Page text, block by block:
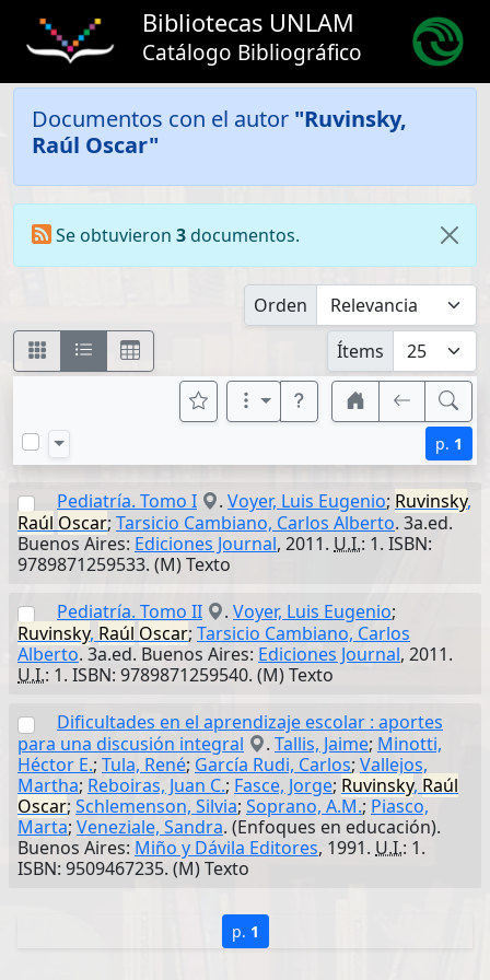
Bibliotecas UNLAM
Catálogo Bibliográfico
Documentos con el autor "Ruvinsky,
Raúl Oscar"
Se obtuvieron 3documentos.
Orden
Ítems
p. 1
Pediatría. Tomo I . Voyer, Luis Eugenio; Ruvinsky,
Raúl Oscar; Tarsicio Cambiano, Carlos Alberto. 3a.ed.
Buenos Aires: Ediciones Journal, 2011. U.I.: 1. ISBN:
9789871259533. (M) Texto
Pediatría. Tomo II
. Voyer, Luis Eugenio;
Ruvinsky, Raúl Oscar; Tarsicio Cambiano, Carlos
Alberto. 3a.ed. Buenos Aires: Ediciones Journal, 2011.
U.I.: 1. ISBN: 9789871259540. (M) Texto
Dificultades en el aprendizaje escolar : aportes
para una discusión integral
. Tallis, Jaime; Minotti,
Héctor E.; Tula, René; García Rudi, Carlos; Vallejos,
Martha; Reboiras, Juan C.; Fasce, Jorge; Ruvinsky, Raúl
Oscar; Schlemenson, Silvia; Soprano, A.M.; Piasco,
Marta; Veneziale, Sandra. (Enfoques en educación).
Buenos Aires: Miño y Dávila Editores, 1991. U.I.: 1.
ISBN: 9509467235. (M) Texto
p. 1